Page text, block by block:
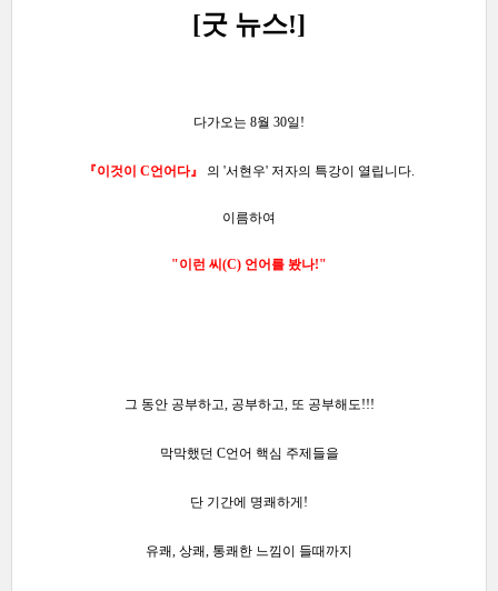
[굿 뉴스!]
다가오는 8월 30일!
『이것이 C언어다』 의 '서현우' 저자의 특강이 열립니다.
이름하여
"이런 씨(C) 언어를 봤나!"
그 동안 공부하고, 공부하고, 또 공부해도!!!
막막했던 C언어 핵심 주제들을
단 기간에 명쾌하게!
유쾌, 상쾌, 통쾌한 느낌이 들때까지